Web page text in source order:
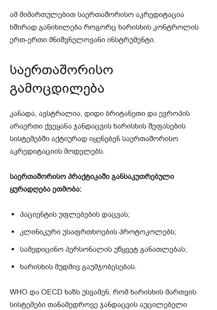
ამ მიმართულებით საერთაშორისო აკრედიტაცია
ხშირად განიხილება როგორც ხარისხის კონტროლის
ერთ-ერთი მნიშვნელოვანი ინსტრუმენტი.
საერთაშორისო
გამოცდილება
კანადა, ავსტრალია, დიდი ბრიტანეთი და ევროპის
არაერთი ქვეყანა ჯანდაცვის ხარისხის შეფასების
სისტემებში აქტიურად იყენებენ საერთაშორისო
აკრედიტაციის მოდელებს.
საერთაშორისო პრაქტიკაში განსაკუთრებული
ყურადღება ეთმობა:
პაციენტის უფლებების დაცვას;
კლინიკური უსაფრთხოების პროტოკოლებს;
სამედიცინო პერსონალის უწყვეტ განათლებას;
ხარისხის მუდმივ გაუმჯობესებას.
WHO და OECD ხაზს უსვამენ, რომ ხარისხის მართვის
სისტემები თანამედროვე ჯანდაცვის აუცილებელი